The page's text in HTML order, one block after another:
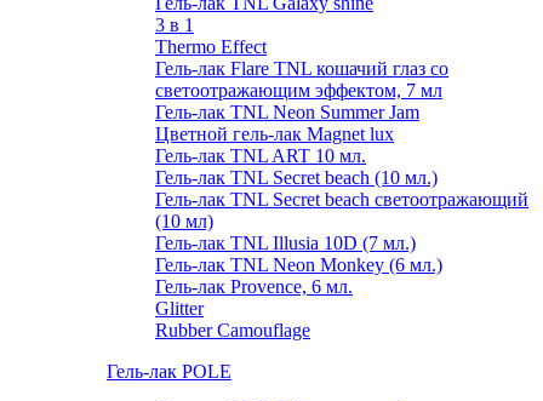
3 в 1
Thermo Effect
Гель-лак Flare TNL кошачий глаз со
светоотражающим эффектом, 7 мл
Гель-лак TNL Neon Summer Jam
Цветной гель-лак Magnet lux
Гель-лак TNL ART 10 мл.
Гель-лак TNL Secret beach (10 мл.)
Гель-лак TNL Secret beach светоотражающий
(10 мл)
Гель-лак TNL Illusia 10D (7 мл.)
Гель-лак TNL Neon Monkey (6 мл.)
Гель-лак Provence, 6 мл.
Glitter
Rubber Camouflage
Гель-лак POLE